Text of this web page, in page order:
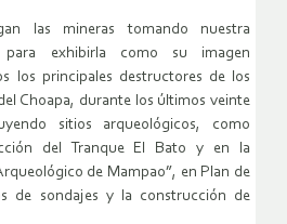
las mineras tomando nuestra
para exhibirla como su imagen
los principales destructores de los
Choapa, durante los últimos veinte
sitios arqueológicos, como
del Tranque El Bato y en la
de Mampao”, en Plan de
de sondajes y la construcción de